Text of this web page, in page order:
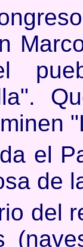
el
de
del